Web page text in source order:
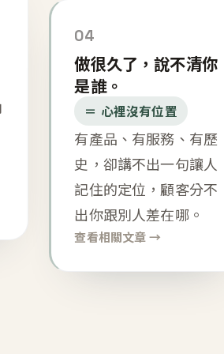
04
做很久了，說不清你
是誰。
＝ 心裡沒有位置
有產品、有服務、有歷
史，卻講不出一句讓人
記住的定位，顧客分不
出你跟別人差在哪。
查看相關文章 →